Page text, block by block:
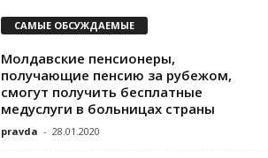
САМЫЕ ОБСУЖДАЕМЫЕ
Молдавские пенсионеры,
получающие пенсию за рубежом,
смогут получить бесплатные
медуслуги в больницах страны
pravda - 28.01.2020